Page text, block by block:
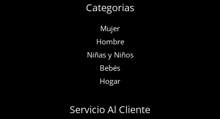
Categorias
Mujer
Hombre
Niñas y Niños
Bebés
Hogar
Servicio Al Cliente